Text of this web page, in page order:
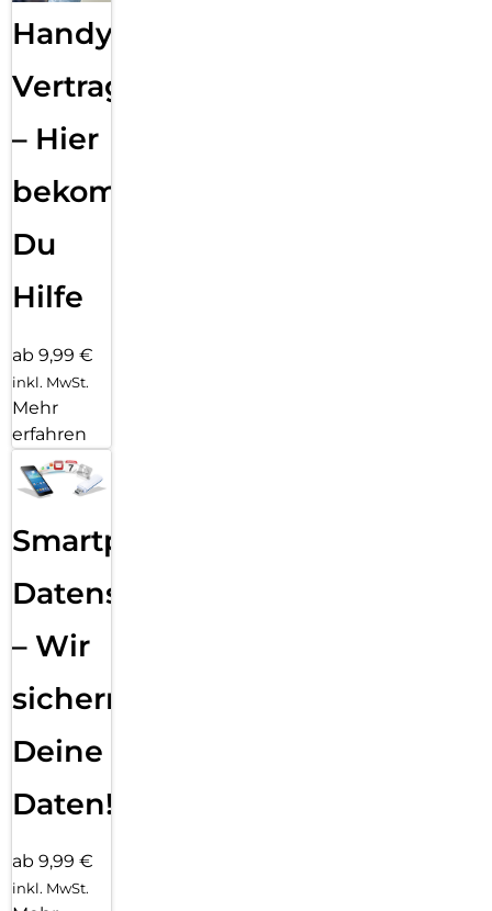
Handy
Vertragsabwicklung
– Hier
bekommst
Du
Hilfe
ab 9,99 €
inkl. MwSt.
Mehr
erfahren
Smartphone
Datensicherung
– Wir
sichern
Deine
Daten!
ab 9,99 €
inkl. MwSt.